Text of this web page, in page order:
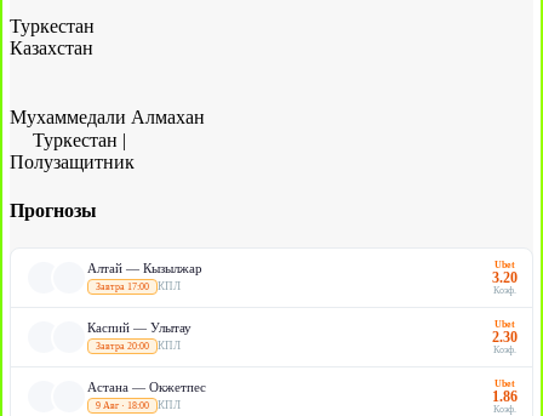
Туркестан
Казахстан
Мухаммедали Алмахан
Туркестан |
Полузащитник
Прогнозы
Алтай — Кызылжар
Завтра 17:00 КПЛ
Ubet
3.20
Коэф.
Каспий — Улытау
Завтра 20:00 КПЛ
Ubet
2.30
Коэф.
Астана — Окжетпес
9 Авг · 18:00 КПЛ
Ubet
1.86
Коэф.